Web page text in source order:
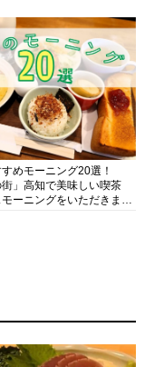
めモーニング20選！
街」高知で美味しい喫茶
ーニングをいただきま